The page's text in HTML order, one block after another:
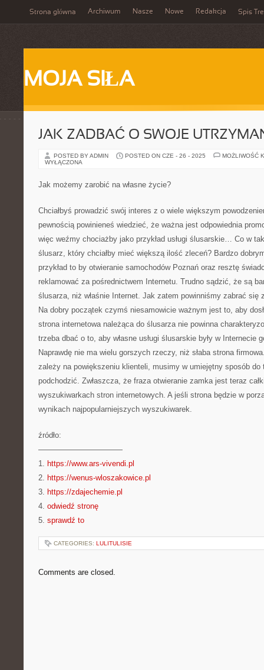
Strona główna Archiwum Nasze Nowe Redakcja Spis
MOJA SIŁA
JAK ZADBAĆ O SWOJE
POSTED BY ADMIN POSTED ON CZE - 26 - 2025
MOŻLIWOŚĆ
WYŁĄCZONA
Jak możemy zarobić na własne życie?
Chciałbyś prowadzić swój interes z o wiele większym
pewnością powinieneś wiedzieć, że ważna jest odpowiednia
więc weźmy chociażby jako przykład usługi ślusarskie… Co w
ślusarz, który chciałby mieć większą ilość zleceń? Bardzo
przykład to by otwieranie samochodów Poznań oraz resztę
reklamować za pośrednictwem Internetu. Trudno sądzić, że są
ślusarza, niż właśnie Internet. Jak zatem powinniśmy zabrać się
Na dobry początek czymś niesamowicie ważnym jest to, aby
strona internetowa należąca do ślusarza nie powinna
trzeba dbać o to, aby własne usługi ślusarskie były w Internecie
Naprawdę nie ma wielu gorszych rzeczy, niż słaba strona
zależy na powiększeniu klienteli, musimy w umiejętny sposób do
podchodzić. Zwłaszcza, że fraza otwieranie zamka jest teraz
wyszukiwarkach stron internetowych. A jeśli strona będzie w
wynikach najpopularniejszych wyszukiwarek.
źródło:
———————————
1. https://www.ars-vivendi.pl
2. https://wenus-wloszakowice.pl
3. https://zdajechemie.pl
4. odwiedź stronę
5. sprawdź to
CATEGORIES: LULITULISIE
Comments are closed.